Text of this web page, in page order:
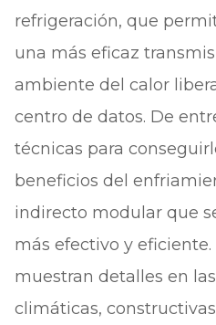
refrigeración, que
una más eficaz
ambiente del calor
centro de datos. De
técnicas para
beneficios del
indirecto modular que
más efectivo y
muestran detalles en
climáticas,